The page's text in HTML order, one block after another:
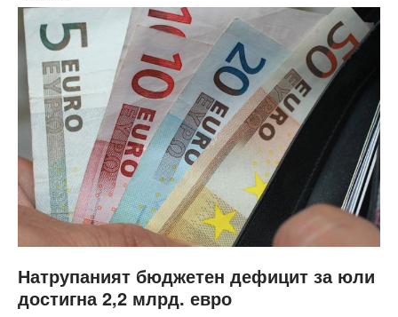
Натрупаният бюджетен дефицит за юли
достигна 2,2 млрд. евро